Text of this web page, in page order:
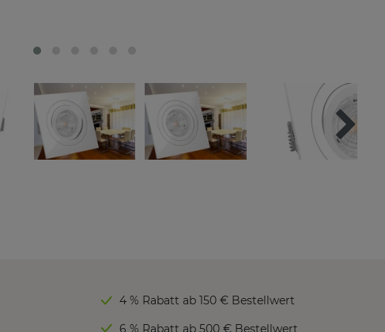
4 % Rabatt ab 150 € Bestellwert
6 % Rabatt ab 500 € Bestellwert